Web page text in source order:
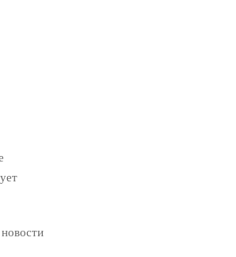
5 для Xbox Series X настолько реален,
любимые бойцы теперь..